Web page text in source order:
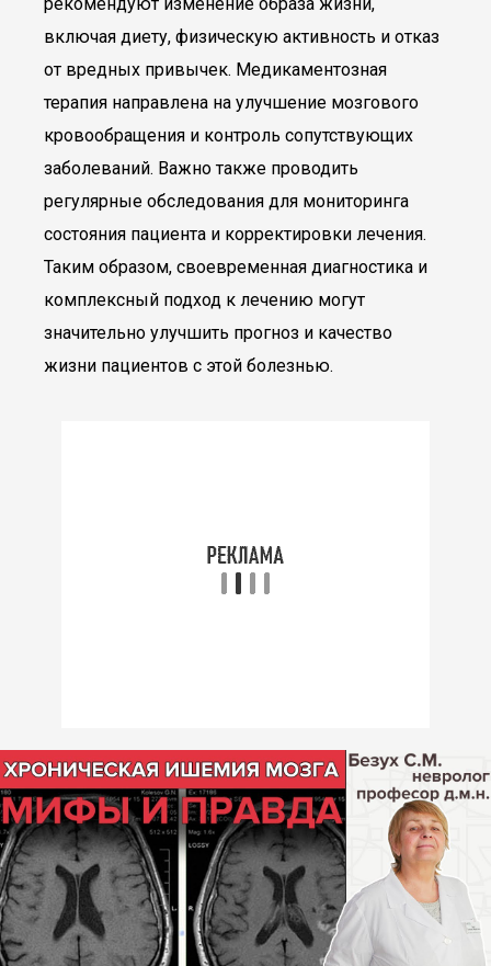
включая диету, физическую активность и отказ
от вредных привычек. Медикаментозная
терапия направлена на улучшение мозгового
кровообращения и контроль сопутствующих
заболеваний. Важно также проводить
регулярные обследования для мониторинга
состояния пациента и корректировки лечения.
Таким образом, своевременная диагностика и
комплексный подход к лечению могут
значительно улучшить прогноз и качество
жизни пациентов с этой болезнью.